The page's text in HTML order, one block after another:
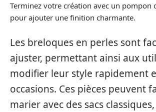
Terminez votre création avec un pompon
pour ajouter une finition charmante.
Les breloques en perles sont
ajuster, permettant ainsi aux
modifier leur style rapidement
occasions. Ces pièces peuvent
marier avec des sacs